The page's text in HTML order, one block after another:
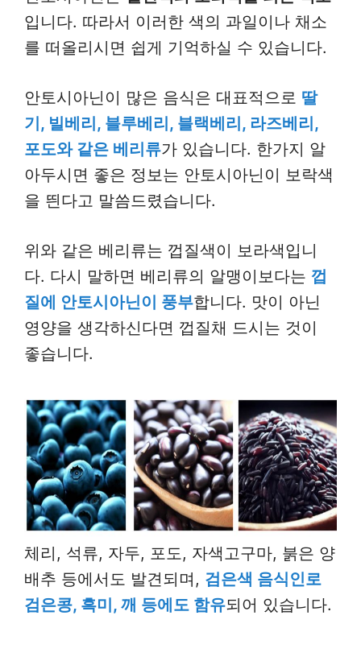
입니다. 따라서 이러한 색의 과일이나 채소
를 떠올리시면 쉽게 기억하실 수 있습니다.
안토시아닌이 많은 음식은 대표적으로 딸
기, 빌베리, 블루베리, 블랙베리, 라즈베리,
포도와 같은 베리류가 있습니다. 한가지 알
아두시면 좋은 정보는 안토시아닌이 보락색
을 띈다고 말씀드렸습니다.
위와 같은 베리류는 껍질색이 보라색입니
다. 다시 말하면 베리류의 알맹이보다는 껍
질에 안토시아닌이 풍부합니다. 맛이 아닌
영양을 생각하신다면 껍질채 드시는 것이
좋습니다.
체리, 석류, 자두, 포도, 자색고구마, 붉은 양
배추 등에서도 발견되며, 검은색 음식인로
검은콩, 흑미, 깨 등에도 함유되어 있습니다.